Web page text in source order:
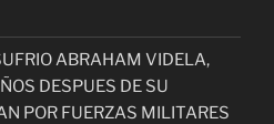
ABRAHAM VIDELA,
DESPUES DE SU
POR FUERZAS MILITARES